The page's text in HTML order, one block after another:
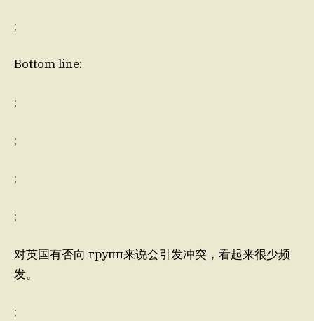
;
Bottom line:
;
;
;
;
对英国有否向 групп来说会引发冲突，看起来很少频
发。
;